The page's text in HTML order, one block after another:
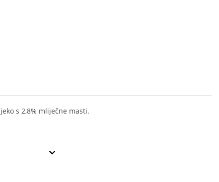
s 2,8% mliječne masti.